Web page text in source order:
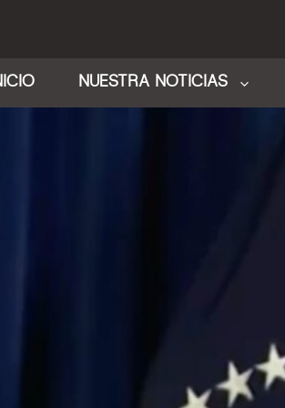
NUESTRA NOTICIAS